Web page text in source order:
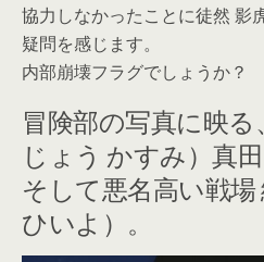
協力しなかったことに徒然 影
疑問を感じます。
内部崩壊フラグでしょうか？
冒険部の写真に映
じょう かすみ）真
そして悪名高い戦
ひいよ）。